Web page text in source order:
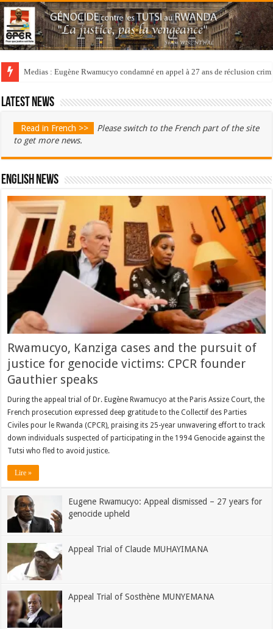
Medias : Eugène Rwamucyo condamné en appel à 27 ans de réclusion
Latest news
Read in French >>
Please switch to the French part of the site
to get more news.
English News
Rwamucyo, Kanziga cases and the pursuit of
justice for genocide victims: CPCR founder
Gauthier speaks
During the appeal trial of Dr. Eugène Rwamucyo at the Paris Assize Court, the
French prosecution expressed deep gratitude to the Collectif des Parties
Civiles pour le Rwanda (CPCR), praising its 25-year unwavering effort to track
down individuals suspected of participating in the 1994 Genocide against the
Tutsi who fled to avoid justice.
Lire »
Eugene Rwamucyo: Appeal dismissed – 27 years for
genocide upheld
Appeal Trial of Claude MUHAYIMANA
Appeal Trial of Sosthène MUNYEMANA